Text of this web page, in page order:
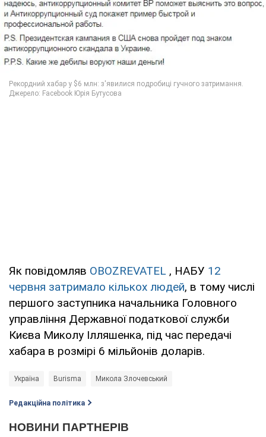
Як повідомляв OBOZREVATEL , НАБУ 12
червня затримало кількох людей, в тому числі
першого заступника начальника Головного
управління Державної податкової служби
Києва Миколу Ілляшенка, під час передачі
хабара в розмірі 6 мільйонів доларів.
Україна Burisma Микола Злочевський
Редакційна політика